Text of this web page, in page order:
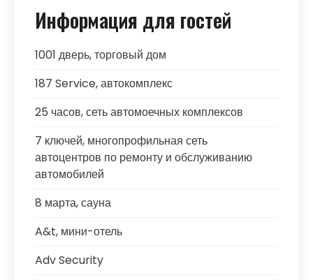
Информация для гостей
1001 дверь, торговый дом
187 Service, автокомплекс
25 часов, сеть автомоечных комплексов
7 ключей, многопрофильная сеть
автоцентров по ремонту и обслуживанию
автомобилей
8 марта, сауна
A&t, мини-отель
Adv Security